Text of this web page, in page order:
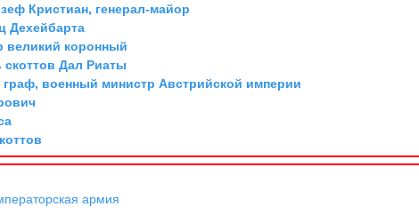
Кристиан, генерал-майор
Дехейбарта
великий коронный
Дал Риаты
граф, военный министр Австрийской империи
армия